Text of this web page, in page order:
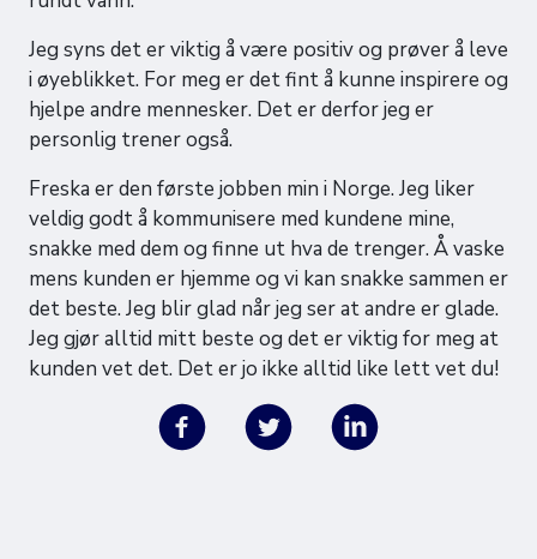
Jeg syns det er viktig å være positiv og prøver å leve
i øyeblikket. For meg er det fint å kunne inspirere og
hjelpe andre mennesker. Det er derfor jeg er
personlig trener også.
Freska er den første jobben min i Norge. Jeg liker
veldig godt å kommunisere med kundene mine,
snakke med dem og finne ut hva de trenger. Å vaske
mens kunden er hjemme og vi kan snakke sammen er
det beste. Jeg blir glad når jeg ser at andre er glade.
Jeg gjør alltid mitt beste og det er viktig for meg at
kunden vet det. Det er jo ikke alltid like lett vet du!